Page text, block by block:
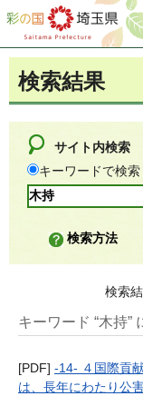
彩の国 埼玉県
検索結果
サイト内検索
キーワードで検索
検索方法
検索
キーワード “木持”
[PDF] -14- ４国際貢
は、長年にわたり公